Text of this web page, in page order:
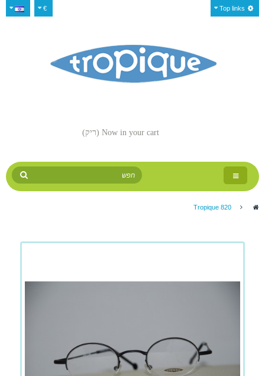
€ Top links
Now in your cart (ריק)
Toggle
navigation
>